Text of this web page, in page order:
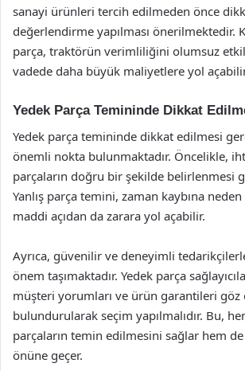
sanayi ürünleri tercih edilmeden önce
değerlendirme yapılması önerilmektedir.
parça, traktörün verimliliğini olumsuz
vadede daha büyük maliyetlere yol
Yedek Parça Temininde Dikkat
Yedek parça temininde dikkat edilmesi
önemli nokta bulunmaktadır. Öncelikle,
parçaların doğru bir şekilde belirlenmesi
Yanlış parça temini, zaman kaybına
maddi açıdan da zarara yol açabilir.
Ayrıca, güvenilir ve deneyimli
önem taşımaktadır. Yedek parça
müşteri yorumları ve ürün garantileri göz
bulundurularak seçim yapılmalıdır. Bu,
parçaların temin edilmesini sağlar hem de
önüne geçer.